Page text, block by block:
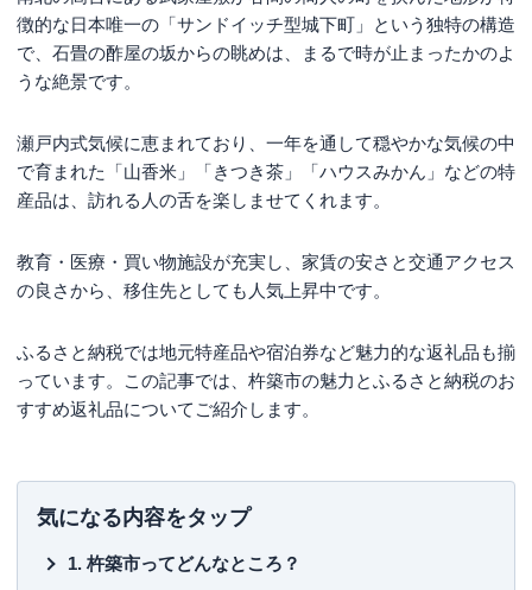
徴的な日本唯一の「サンドイッチ型城下町」という独特の構造
で、石畳の酢屋の坂からの眺めは、まるで時が止まったかのよ
うな絶景です。
瀬戸内式気候に恵まれており、一年を通して穏やかな気候の中
で育まれた「山香米」「きつき茶」「ハウスみかん」などの特
産品は、訪れる人の舌を楽しませてくれます。
教育・医療・買い物施設が充実し、家賃の安さと交通アクセス
の良さから、移住先としても人気上昇中です。
ふるさと納税では地元特産品や宿泊券など魅力的な返礼品も揃
っています。この記事では、杵築市の魅力とふるさと納税のお
すすめ返礼品についてご紹介します。
気になる内容をタップ
杵築市ってどんなところ？